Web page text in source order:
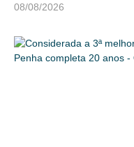
08/08/2026